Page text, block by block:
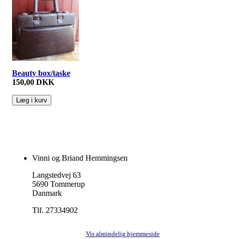
Beauty box/taske
150,00 DKK
Vinni og Briand Hemmingsen
Langstedvej 63
5690 Tommerup
Danmark
Tlf. 27334902
Vis almindelig hjemmeside